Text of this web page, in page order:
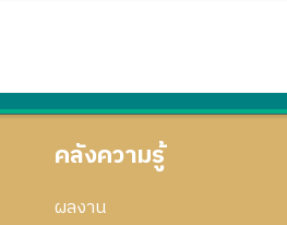
คลังความรู้
ผลงาน